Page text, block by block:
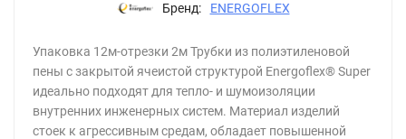
Бренд: ENERGOFLEX
Упаковка 12м-отрезки 2м Трубки из полиэтиленовой
пены с закрытой ячеистой структурой Energoflex® Super
идеально подходят для тепло- и шумоизоляции
внутренних инженерных систем. Материал изделий
стоек к агрессивным средам, обладает повышенной